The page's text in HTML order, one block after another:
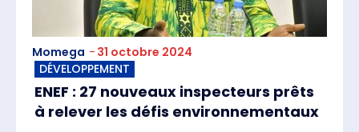
Momega - 31 octobre 2024
DÉVELOPPEMENT
ENEF : 27 nouveaux inspecteurs prêts
à relever les défis environnementaux